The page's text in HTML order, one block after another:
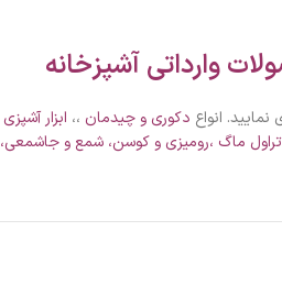
وارداتی آشپزخانه
انواع دکوری و چیدمان ،، ابزار آشپزی
ماگ ،رومیزی و کوسن، شمع و جاشمعی،